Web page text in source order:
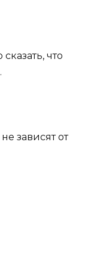
что
зависят от